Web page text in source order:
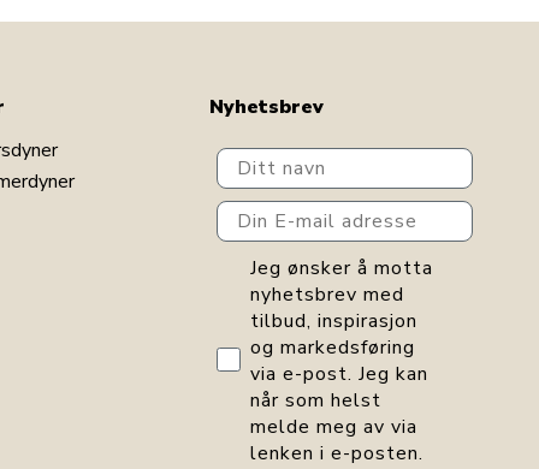
Nyhetsbrev
Ditt navn
Din E-mail adresse
GDPR consent
Jeg ønsker å motta
nyhetsbrev med
tilbud, inspirasjon
og markedsføring
via e-post. Jeg kan
når som helst
melde meg av via
lenken i e-posten.